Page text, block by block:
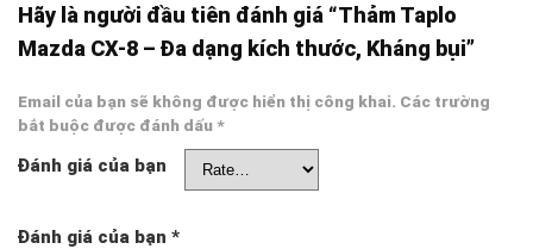
Hãy là người đầu tiên đánh giá “Thảm Taplo
Mazda CX-8 – Đa dạng kích thước, Kháng bụi”
Email của bạn sẽ không được hiển thị công khai. Các trường
bắt buộc được đánh dấu*
Đánh giá của bạn
Đánh giá của bạn *